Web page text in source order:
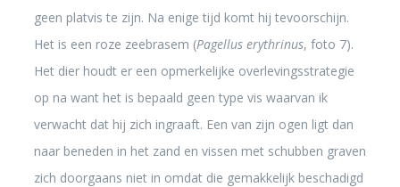
geen platvis te zijn. Na enige tijd komt hij tevoorschijn.
Het is een roze zeebrasem (Pagellus erythrinus, foto 7).
Het dier houdt er een opmerkelijke overlevingsstrategie
op na want het is bepaald geen type vis waarvan ik
verwacht dat hij zich ingraaft. Een van zijn ogen ligt dan
naar beneden in het zand en vissen met schubben graven
zich doorgaans niet in omdat die gemakkelijk beschadigd